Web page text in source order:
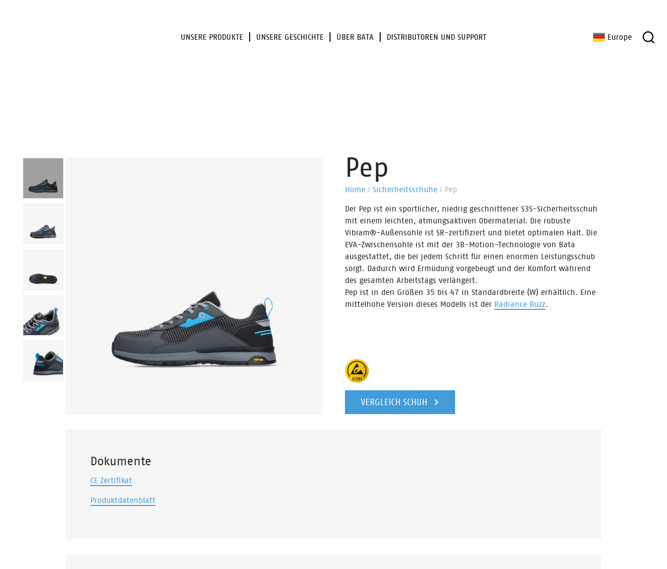
UNSERE PRODUKTE UNSERE GESCHICHTE ÜBER BATA DISTRIBUTOREN UND SUPPORT Europe
Pep
Home/ Sicherheitsschuhe/ Pep
Der Pep ist ein sportlicher, niedrig geschnittener S3S-Sicherheitsschuh
mit einem leichten, atmungsaktiven Obermaterial. Die robuste
Vibram®-Außensohle ist SR-zertifiziert und bietet optimalen Halt. Die
EVA-Zwischensohle ist mit der 3B-Motion-Technologie von Bata
ausgestattet, die bei jedem Schritt für einen enormen Leistungsschub
sorgt. Dadurch wird Ermüdung vorgebeugt und der Komfort während
des gesamten Arbeitstags verlängert.
Pep ist in den Größen 35 bis 47 in Standardbreite (W) erhältlich. Eine
mittelhohe Version dieses Modells ist der Radiance Buzz.
VERGLEICH SCHUH
Dokumente
CE Zertifikat
Produktdatenblatt